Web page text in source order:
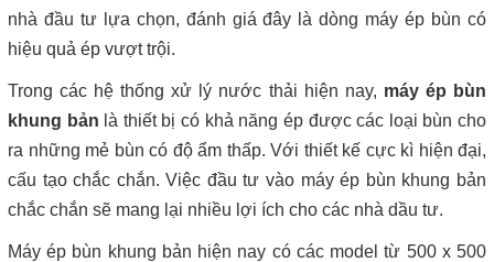
nhà đầu tư lựa chọn, đánh giá đây là dòng máy ép bùn có
hiệu quả ép vượt trội.
Trong các hệ thống xử lý nước thải hiện nay, máy ép bùn
khung bản là thiết bị có khả năng ép được các loại bùn cho
ra những mẻ bùn có độ ẩm thấp. Với thiết kế cực kì hiện đại,
cấu tạo chắc chắn. Việc đầu tư vào máy ép bùn khung bản
chắc chắn sẽ mang lại nhiều lợi ích cho các nhà dầu tư.
Máy ép bùn khung bản hiện nay có các model từ 500 x 500